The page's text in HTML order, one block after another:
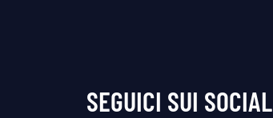
SEGUICI SUI SOCIAL